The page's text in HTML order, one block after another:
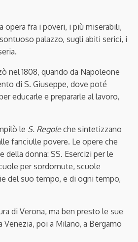
opera fra i poveri, i più miserabili,
palazzo, sugli abiti serici, i
nel 1808, quando da Napoleone
di S. Giuseppe, dove poté
educarle e prepararle al lavoro,
le S. Regoleche sintetizzano
fanciulle povere. Le opere che
donna: SS. Esercizi per le
per sordomute, scuole
del suo tempo, e di ogni tempo,
di Verona, ma ben presto le sue
poi a Milano, a Bergamo